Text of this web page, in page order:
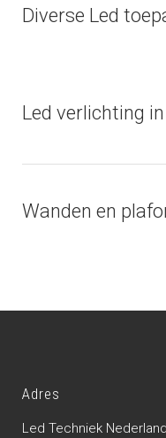
Diverse Led
Led verlichting
Wanden en
Adres
Led Techniek